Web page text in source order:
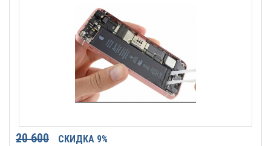
20 600 СКИДКА 9%